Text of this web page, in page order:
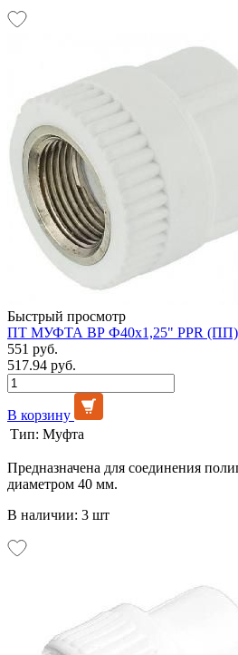
Быстрый просмотр
ПТ МУФТА ВР Ф40х1,25" PPR
551 руб.
517.94 руб.
В корзину
Тип: Муфта
Предназначена для соединения
диаметром 40 мм.
В наличии: 3 шт